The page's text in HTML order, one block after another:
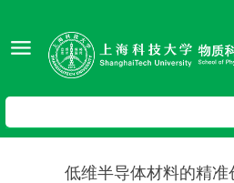
低维半导体材料的精准